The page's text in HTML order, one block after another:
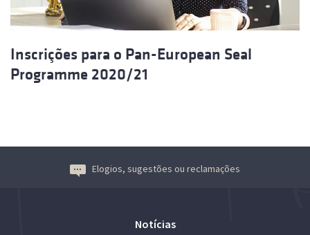
Inscrições para o Pan-European Seal
Programme 2020/21
Elogios, sugestões ou reclamações
Notícias